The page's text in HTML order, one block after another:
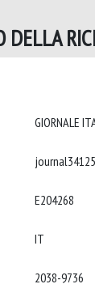
DELLA